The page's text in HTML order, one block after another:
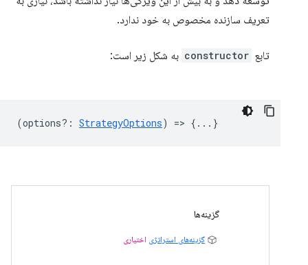
تعریف سازنده مخصوص به خود ندارد.
تابع constructor به شکل زیر است:
(options? : StrategyOptions) => {...}
گزینه‌ها
گزینه‌های استراتژی اختیاری